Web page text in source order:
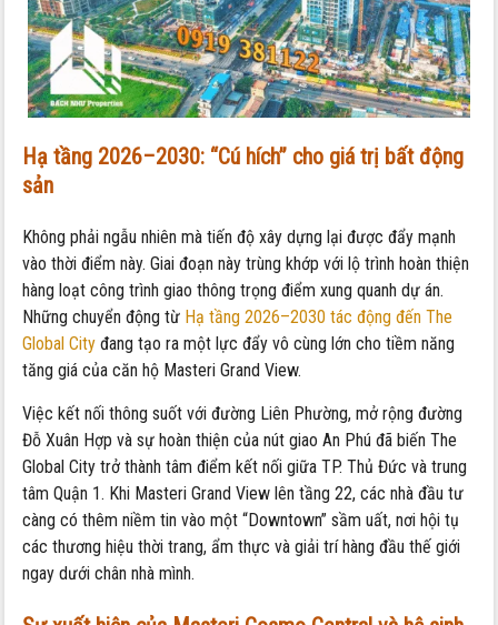
Hạ tầng 2026–2030: “Cú hích” cho giá trị bất động
sản
Không phải ngẫu nhiên mà tiến độ xây dựng lại được đẩy mạnh
vào thời điểm này. Giai đoạn này trùng khớp với lộ trình hoàn thiện
hàng loạt công trình giao thông trọng điểm xung quanh dự án.
Những chuyển động từ Hạ tầng 2026–2030 tác động đến The
Global City đang tạo ra một lực đẩy vô cùng lớn cho tiềm năng
tăng giá của căn hộ Masteri Grand View.
Việc kết nối thông suốt với đường Liên Phường, mở rộng đường
Đỗ Xuân Hợp và sự hoàn thiện của nút giao An Phú đã biến The
Global City trở thành tâm điểm kết nối giữa TP. Thủ Đức và trung
tâm Quận 1. Khi Masteri Grand View lên tầng 22, các nhà đầu tư
càng có thêm niềm tin vào một “Downtown” sầm uất, nơi hội tụ
các thương hiệu thời trang, ẩm thực và giải trí hàng đầu thế giới
ngay dưới chân nhà mình.